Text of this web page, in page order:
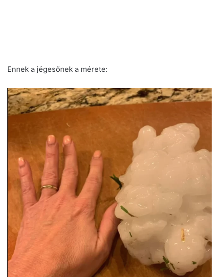
Ennek a jégesőnek a mérete: